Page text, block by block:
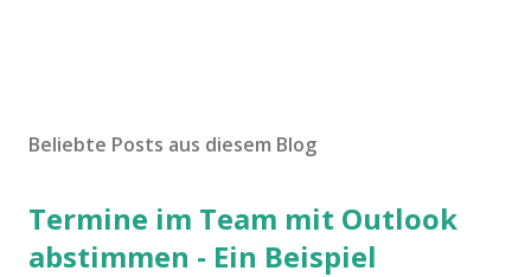
Beliebte Posts aus diesem Blog
Termine im Team mit Outlook
abstimmen - Ein Beispiel